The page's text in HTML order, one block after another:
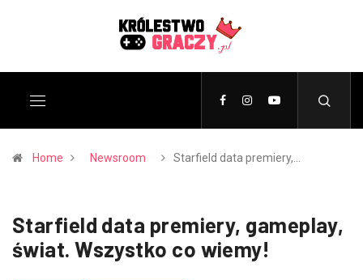
Home Newsroom Starfield data premiery,…
Starfield data premiery, gameplay,
świat. Wszystko co wiemy!